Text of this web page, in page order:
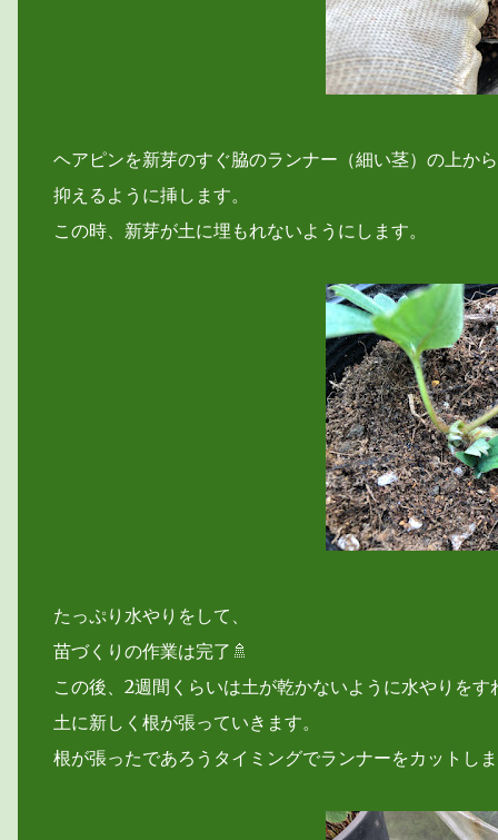
ヘアピンを新芽のすぐ脇のランナー（細い茎）の上か
抑えるように挿します。
この時、新芽が土に埋もれないようにします。
たっぷり水やりをして、
苗づくりの作業は完了🚿
この後、2週間くらいは土が乾かないように水やりをす
土に新しく根が張っていきます。
根が張ったであろうタイミングでランナーをカットし